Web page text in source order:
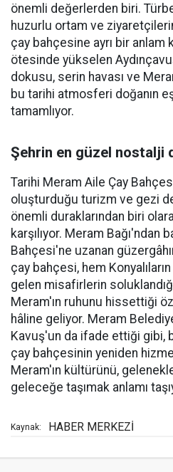
önemli değerlerden biri.
huzurlu ortam ve
çay bahçesine ayrı bir anlam
ötesinde yükselen
dokusu, serin havası ve
bu tarihi atmosferi doğanın
tamamlıyor.
Şehrin en güzel nostalji
Tarihi Meram Aile Çay
oluşturduğu turizm ve gezi
önemli duraklarından biri
karşılıyor. Meram Bağı'ndan
Bahçesi'ne uzanan
çay bahçesi, hem
gelen misafirlerin
Meram'ın ruhunu hissettiği
hâline geliyor. Meram
Kavuş'un da ifade ettiği gibi,
çay bahçesinin yeniden
Meram'ın kültürünü,
geleceğe taşımak anlamı
Kaynak: HABER MERKEZİ